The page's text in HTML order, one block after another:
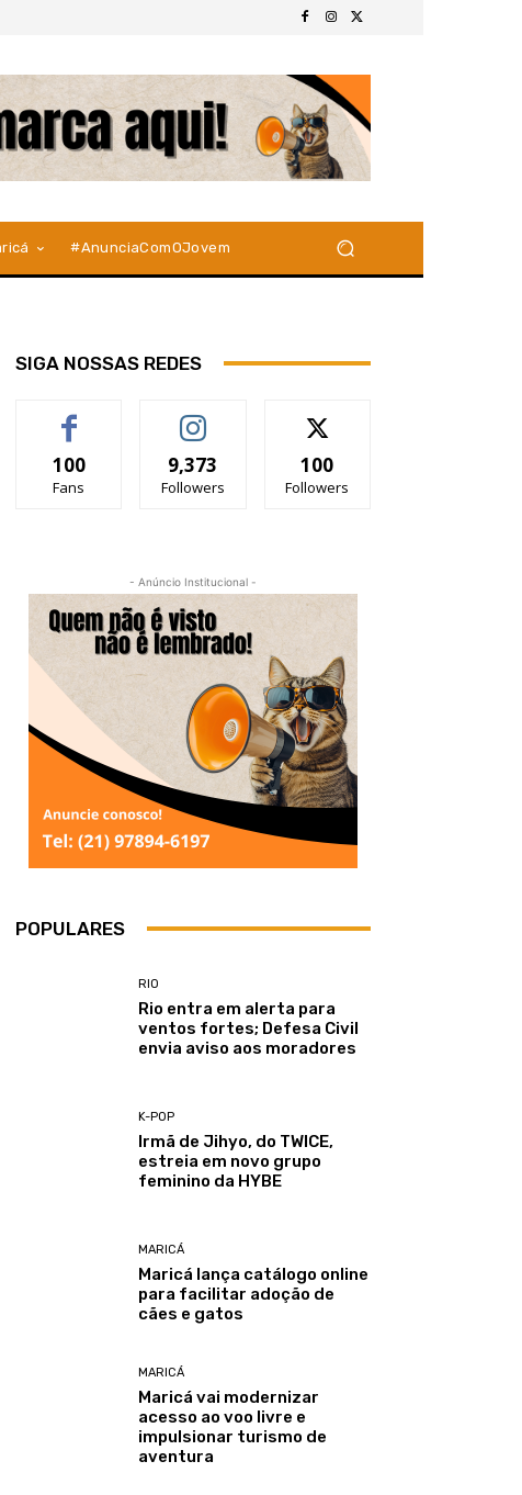
#AnunciaComOJovem
SIGA NOSSAS REDES
100
Fans
9,373
Followers
100
Followers
- Anúncio Institucional -
POPULARES
RIO
Rio entra em alerta para
ventos fortes; Defesa Civil
envia aviso aos moradores
K-POP
Irmã de Jihyo, do TWICE,
estreia em novo grupo
feminino da HYBE
MARICÁ
Maricá lança catálogo online
para facilitar adoção de
cães e gatos
MARICÁ
Maricá vai modernizar
acesso ao voo livre e
impulsionar turismo de
aventura